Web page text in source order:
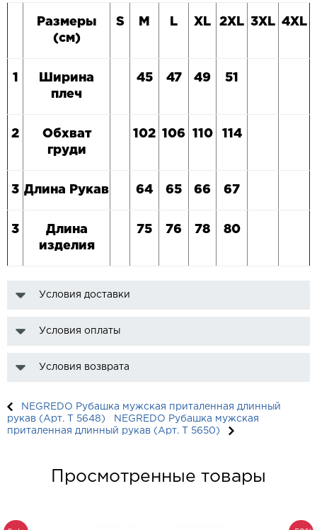
Размеры
(см)
S M L XL 2XL 3XL 4XL
1
Ширина
плеч
45 47 49 51
2
Обхват
груди
102 106 110 114
3 Длина Рукав 64 65 66 67
3
Длина
изделия
75 76 78 80
Условия доставки
Условия оплаты
Условия возврата
NEGREDO Рубашка мужская приталенная длинный
рукав (Арт. T 5648)
NEGREDO Рубашка мужская
приталенная длинный рукав (Арт. T 5650)
Просмотренные товары